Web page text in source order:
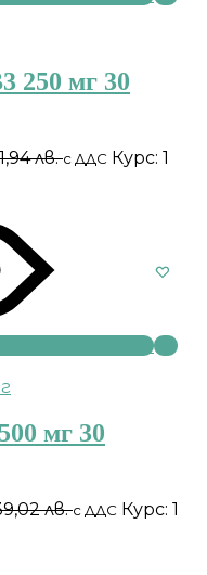
250 мг 30
лв.с ДДС Курс: 1
мг 30
лв.с ДДС Курс: 1